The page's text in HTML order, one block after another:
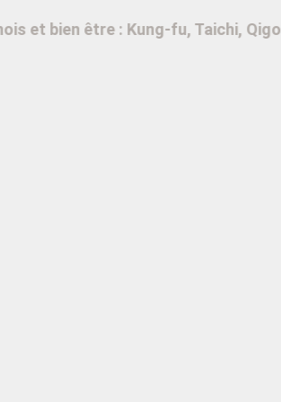
et bien être : Kung-fu, Taichi, Qigong